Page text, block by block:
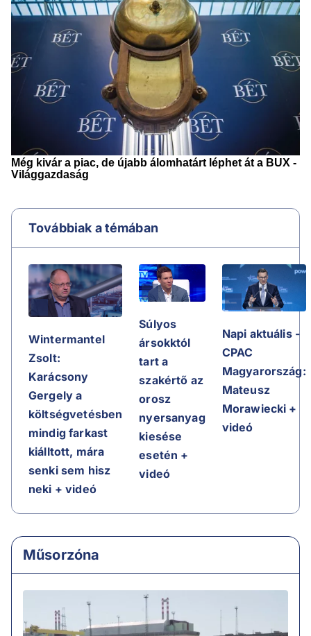
Továbbiak a témában
Wintermantel
Zsolt:
Karácsony
Gergely a
költségvetésben
mindig farkast
kiálltott, mára
senki sem hisz
neki + videó
Súlyos
ársokktól
tart a
szakértő az
orosz
nyersanyag
kiesése
esetén +
videó
Napi aktuális -
CPAC
Magyarország:
Mateusz
Morawiecki +
videó
Műsorzóna